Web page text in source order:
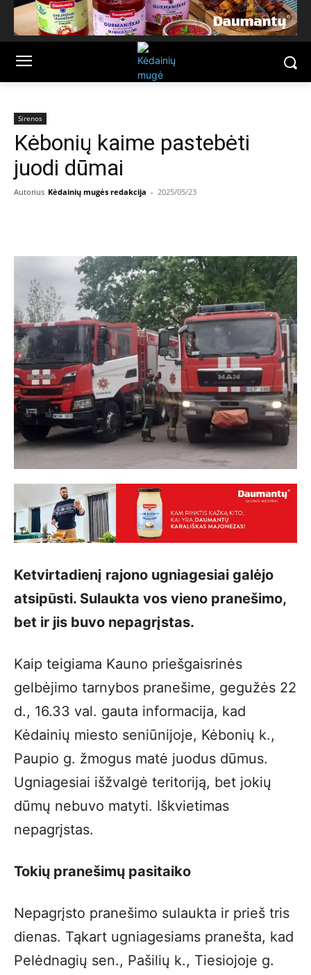
Sirenos
Kėbonių kaime pastebėti
juodi dūmai
Autorius Kėdainių mugės redakcija - 2025/05/23
Ketvirtadienį rajono ugniagesiai galėjo
atsipūsti. Sulaukta vos vieno pranešimo,
bet ir jis buvo nepagrįstas.
Kaip teigiama Kauno priešgaisrinės
gelbėjimo tarnybos pranešime, gegužės 22
d., 16.33 val. gauta informacija, kad
Kėdainių miesto seniūnijoje, Kėbonių k.,
Paupio g. žmogus matė juodus dūmus.
Ugniagesiai išžvalgė teritoriją, bet jokių
dūmų nebuvo matyti. Iškvietimas
nepagrįstas.
Tokių pranešimų pasitaiko
Nepagrįsto pranešimo sulaukta ir prieš tris
dienas. Tąkart ugniagesiams pranešta, kad
Pelėdnagių sen., Pašilių k., Tiesiojoje g.